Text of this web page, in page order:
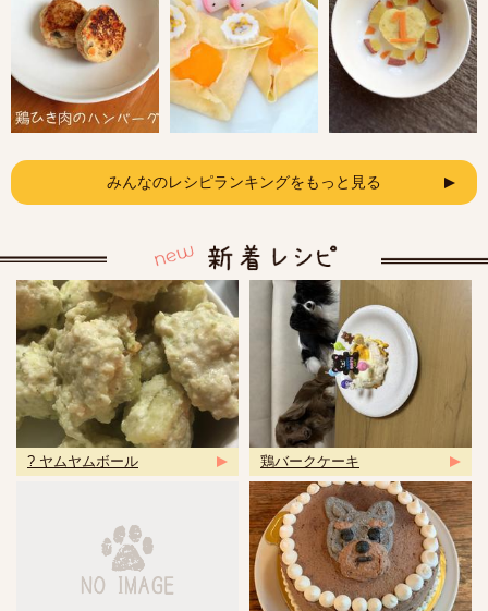
みんなのレシピランキングをもっと見る
? ヤムヤムボール 鶏バークケーキ